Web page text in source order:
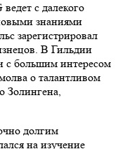
с далекого
знаниями
зарегистрировал
В Гильдии
большим интересом
о талантливом
Золингена,
долгим
на изучение